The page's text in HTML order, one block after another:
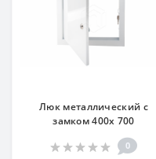
Люк металлический с
замком 400х 700
0